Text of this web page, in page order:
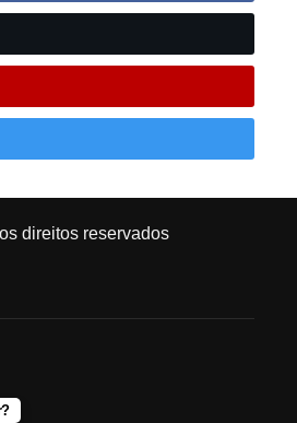
direitos reservados